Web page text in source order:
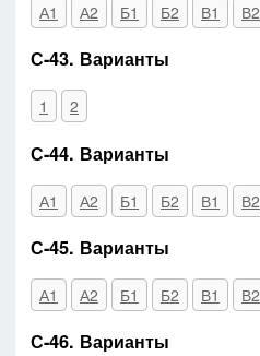
А1 А2 Б1 Б2 В1 В2
С-43. Варианты
1 2
С-44. Варианты
А1 А2 Б1 Б2 В1 В2
С-45. Варианты
А1 А2 Б1 Б2 В1 В2
С-46. Варианты